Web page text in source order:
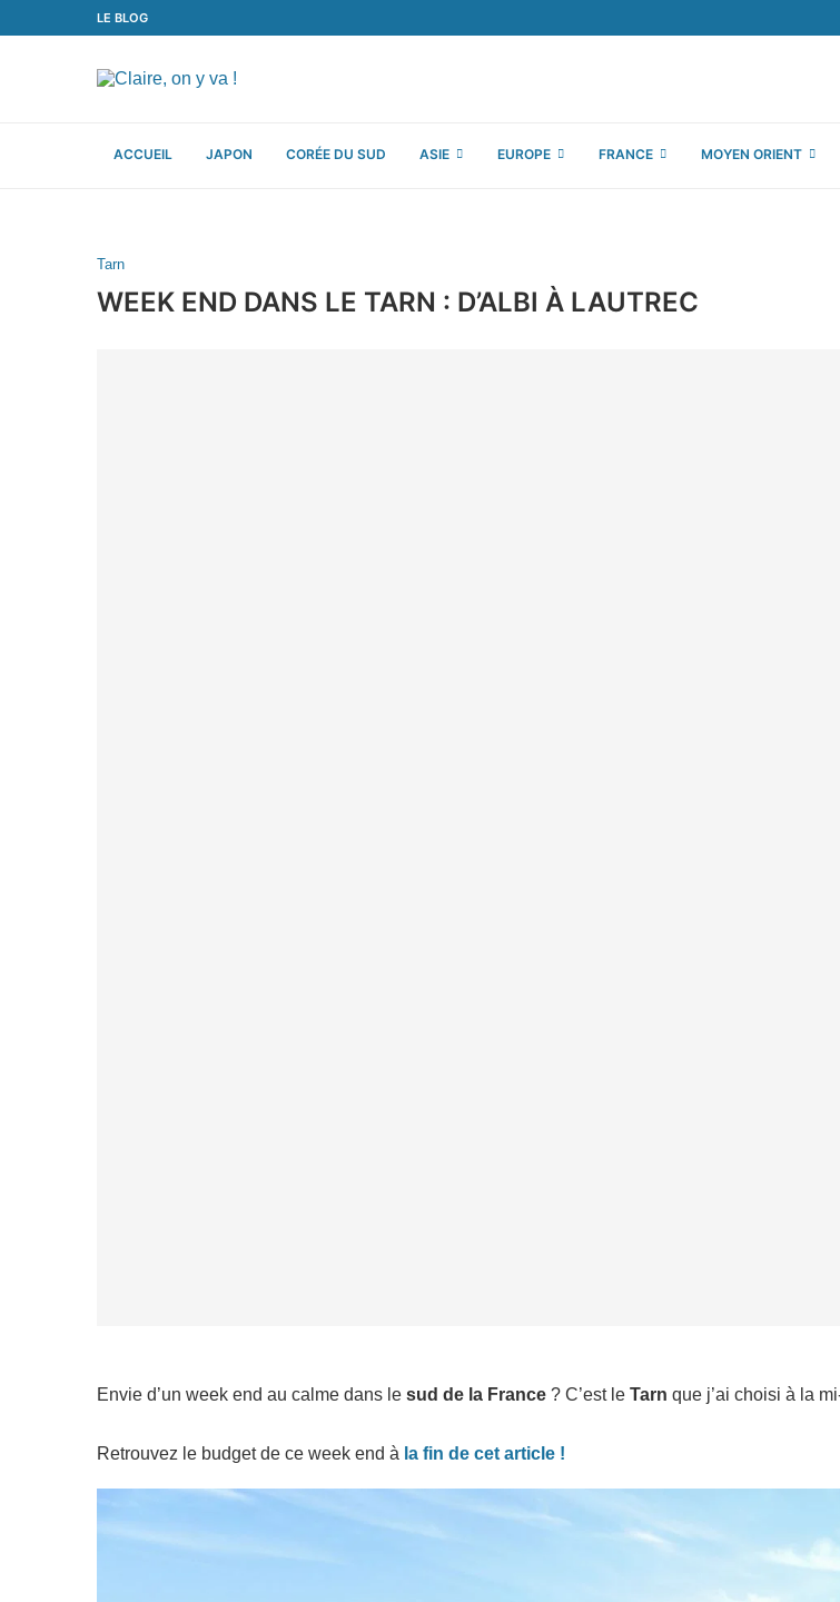
LE BLOG
ACCUEIL JAPON CORÉE DU SUD ASIE EUROPE FRANCE MOYEN ORIENT
Tarn
WEEK END DANS LE TARN : D’ALBI À LAUTREC
Envie d’un week end au calme dans le sud de la France ? C’est le Tarn que j’ai choisi à la
Retrouvez le budget de ce week end à la fin de cet article !